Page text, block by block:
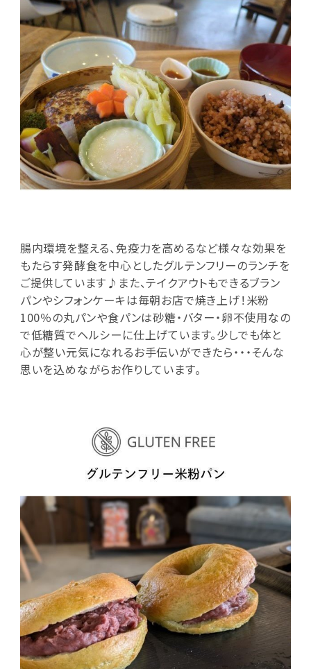
腸内環境を整える、免疫力を高めるなど様々な効果を
もたらす発酵食を中心としたグルテンフリーのランチを
ご提供しています♪また、テイクアウトもできるブラン
パンやシフォンケーキは毎朝お店で焼き上げ！米粉
100％の丸パンや食パンは砂糖・バター・卵不使用なの
で低糖質でヘルシーに仕上げています。少しでも体と
心が整い元気になれるお手伝いができたら・・・そんな
思いを込めながらお作りしています。